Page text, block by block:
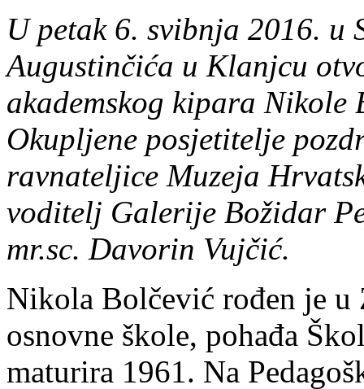
U petak 6. svibnja 2016. u
Augustinčića u Klanjcu
akademskog kipara Nikole
Okupljene posjetitelje
ravnateljice Muzeja
voditelj Galerije Božidar
mr.sc. Davorin Vujčić.
Nikola Bolčević rođen je u
osnovne škole, pohađa
maturira 1961. Na